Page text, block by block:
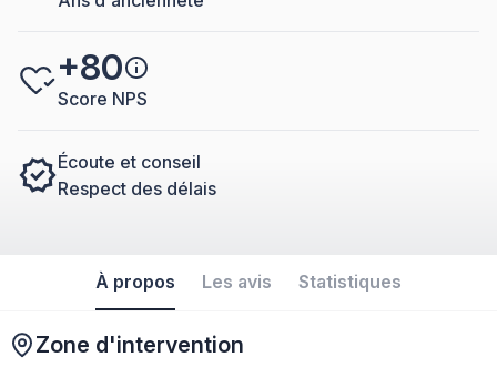
+80
Score NPS
Écoute et conseil
Respect des délais
À propos Les avis Statistiques
Zone d'intervention